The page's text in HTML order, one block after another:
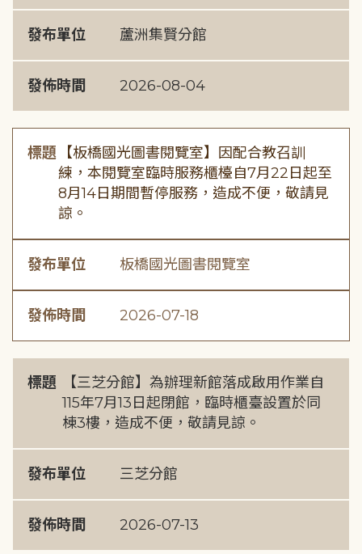
發布單位 蘆洲集賢分館
發佈時間 2026-08-04
標題
【板橋國光圖書閱覽室】因配合教召訓
練，本閱覽室臨時服務櫃檯自7月22日起至
8月14日期間暫停服務，造成不便，敬請見
諒。
發布單位 板橋國光圖書閱覽室
發佈時間 2026-07-18
標題
【三芝分館】為辦理新館落成啟用作業自
115年7月13日起閉館，臨時櫃臺設置於同
棟3樓，造成不便，敬請見諒。
發布單位 三芝分館
發佈時間 2026-07-13